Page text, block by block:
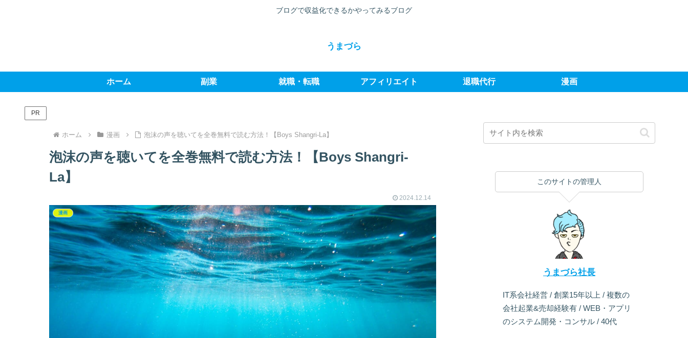
ブログで収益化できるかやってみるブログ
うまづら
ホーム 副業 就職・転職 アフィリエイト 退職代行 漫画
PR
ホーム 漫画 泡沫の声を聴いてを全巻無料で読む方法！【Boys Shangri-La】
泡沫の声を聴いてを全巻無料で読む方法！【Boys Shangri-
La】
2024.12.14
漫画
このサイトの管理人
うまづら社長
IT系会社経営 / 創業15年以上 / 複数の
会社起業&売却経験有 / WEB・アプリ
のシステム開発・コンサル / 40代